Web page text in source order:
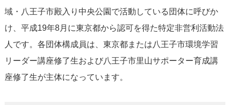
域・八王子市殿入り中央公園で活動している団体に呼びか
け、平成19年8月に東京都から認可を得た特定非営利活動法
人です。各団体構成員は、東京都または八王子市環境学習
リーダー講座修了生および八王子市里山サポーター育成講
座修了生が主体になっています。